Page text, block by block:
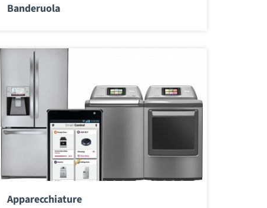
Banderuola
Apparecchiature